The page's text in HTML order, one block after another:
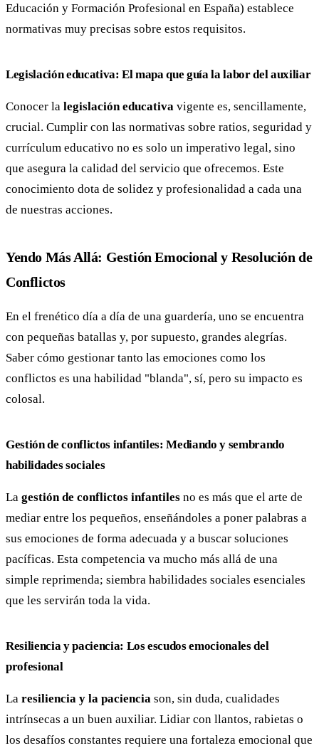
Educación y Formación Profesional en España) establece
normativas muy precisas sobre estos requisitos.
Legislación educativa: El mapa que guía la labor del auxiliar
Conocer la legislación educativa vigente es, sencillamente,
crucial. Cumplir con las normativas sobre ratios, seguridad y
currículum educativo no es solo un imperativo legal, sino
que asegura la calidad del servicio que ofrecemos. Este
conocimiento dota de solidez y profesionalidad a cada una
de nuestras acciones.
Yendo Más Allá: Gestión Emocional y Resolución de
Conflictos
En el frenético día a día de una guardería, uno se encuentra
con pequeñas batallas y, por supuesto, grandes alegrías.
Saber cómo gestionar tanto las emociones como los
conflictos es una habilidad "blanda", sí, pero su impacto es
colosal.
Gestión de conflictos infantiles: Mediando y sembrando
habilidades sociales
La gestión de conflictos infantiles no es más que el arte de
mediar entre los pequeños, enseñándoles a poner palabras a
sus emociones de forma adecuada y a buscar soluciones
pacíficas. Esta competencia va mucho más allá de una
simple reprimenda; siembra habilidades sociales esenciales
que les servirán toda la vida.
Resiliencia y paciencia: Los escudos emocionales del
profesional
La resiliencia y la paciencia son, sin duda, cualidades
intrínsecas a un buen auxiliar. Lidiar con llantos, rabietas o
los desafíos constantes requiere una fortaleza emocional que